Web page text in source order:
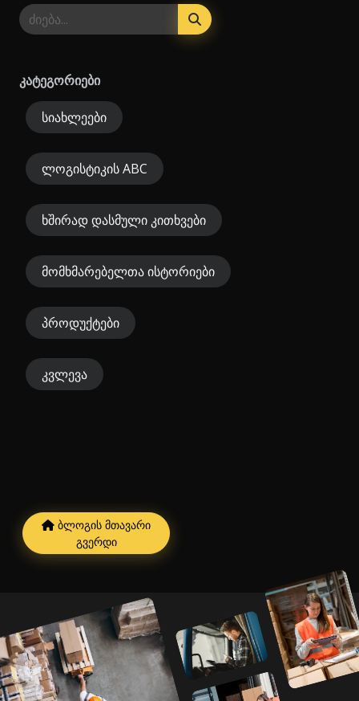
კატეგორიები
სიახლეები
ლოგისტიკის ABC
ხშირად დასმული კითხვები
მომხმარებელთა ისტორიები
პროდუქტები
კვლევა
ბლოგის მთავარი
გვერდი